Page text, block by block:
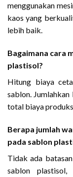
menggunakan
kaos yang
lebih baik.
Bagaimana cara
plastisol?
Hitung biaya
sablon.
total biaya
Berapa jumlah
pada sablon
Tidak ada
sablon